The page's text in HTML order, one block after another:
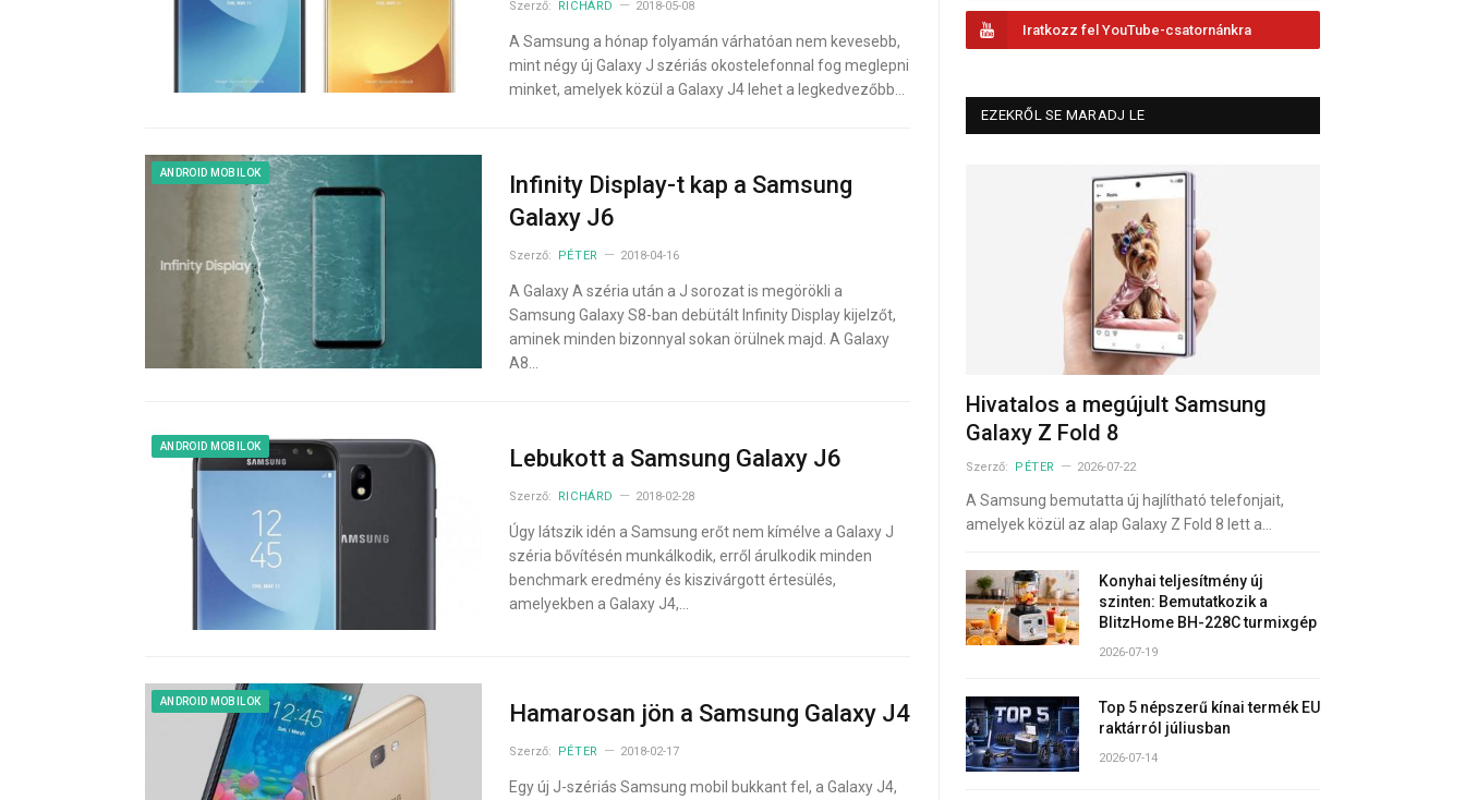
Szerző: RICHÁRD 2018-05-08
A Samsung a hónap folyamán várhatóan nem kevesebb,
mint négy új Galaxy J szériás okostelefonnal fog meglepni
minket, amelyek közül a Galaxy J4 lehet a legkedvezőbb…
ANDROID MOBILOK
Infinity Display-t kap a Samsung
Galaxy J6
Szerző: PÉTER 2018-04-16
A Galaxy A széria után a J sorozat is megörökli a
Samsung Galaxy S8-ban debütált Infinity Display kijelzőt,
aminek minden bizonnyal sokan örülnek majd. A Galaxy
A8…
ANDROID MOBILOK Lebukott a Samsung Galaxy J6
Szerző: RICHÁRD 2018-02-28
Úgy látszik idén a Samsung erőt nem kímélve a Galaxy J
széria bővítésén munkálkodik, erről árulkodik minden
benchmark eredmény és kiszivárgott értesülés,
amelyekben a Galaxy J4,…
ANDROID MOBILOK Hamarosan jön a Samsung Galaxy J4
Szerző: PÉTER 2018-02-17
Egy új J-szériás Samsung mobil bukkant fel, a Galaxy J4,
Iratkozz fel YouTube-csatornánkra
EZEKRŐL SE MARADJ LE
Hivatalos a megújult Samsung
Galaxy Z Fold 8
Szerző: PÉTER 2026-07-22
A Samsung bemutatta új hajlítható telefonjait,
amelyek közül az alap Galaxy Z Fold 8 lett a…
Konyhai teljesítmény új
szinten: Bemutatkozik a
BlitzHome BH-228C turmixgép
2026-07-19
Top 5 népszerű kínai termék EU
raktárról júliusban
2026-07-14